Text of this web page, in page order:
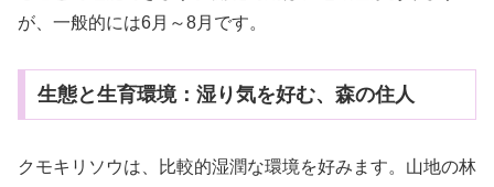
が、一般的には6月～8月です。
生態と生育環境：湿り気を好む、森の住人
クモキリソウは、比較的湿潤な環境を好みます。山地の林